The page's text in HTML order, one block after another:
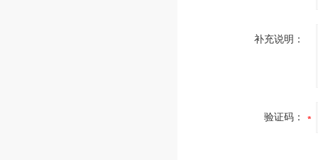
补充说明：
验证码：